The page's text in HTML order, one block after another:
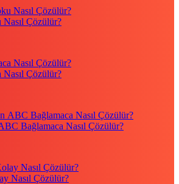
Çözülür?
Çözülür?
Bağlamaca Nasıl Çözülür?
Nasıl Çözülür?